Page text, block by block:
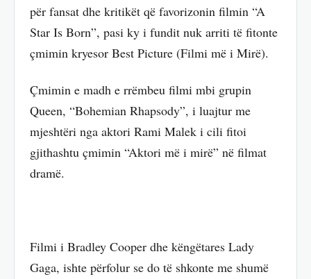
për fansat dhe kritikët që favorizonin filmin “A
Star Is Born”, pasi ky i fundit nuk arriti të fitonte
çmimin kryesor Best Picture (Filmi më i Mirë).
Çmimin e madh e rrëmbeu filmi mbi grupin
Queen, “Bohemian Rhapsody”, i luajtur me
mjeshtëri nga aktori Rami Malek i cili fitoi
gjithashtu çmimin “Aktori më i mirë” në filmat
dramë.
Filmi i Bradley Cooper dhe këngëtares Lady
Gaga, ishte përfolur se do të shkonte me shumë